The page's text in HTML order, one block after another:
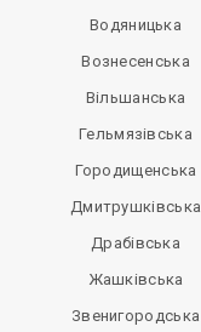
Водяницька
Вознесенська
Вільшанська
Гельмязівська
Городищенська
Дмитрушківська
Драбівська
Жашківська
Звенигородська